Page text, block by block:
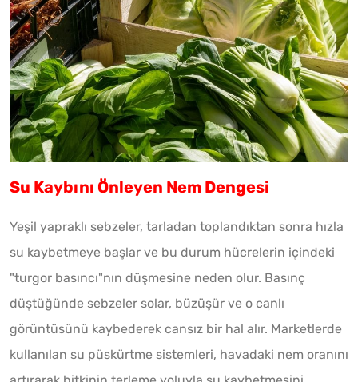
Su Kaybını Önleyen Nem Dengesi
Yeşil yapraklı sebzeler, tarladan toplandıktan sonra hızla
su kaybetmeye başlar ve bu durum hücrelerin içindeki
"turgor basıncı"nın düşmesine neden olur. Basınç
düştüğünde sebzeler solar, büzüşür ve o canlı
görüntüsünü kaybederek cansız bir hal alır. Marketlerde
kullanılan su püskürtme sistemleri, havadaki nem oranını